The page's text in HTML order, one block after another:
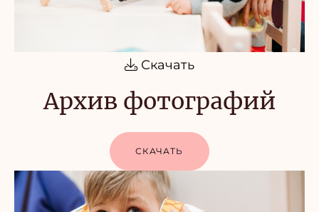
Скачать
Архив фотографий
СКАЧАТЬ